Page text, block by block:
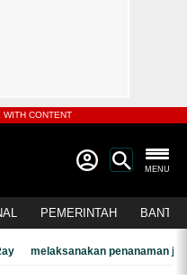
CONTENT
MENU
PEMERINTAH
melaksanakan penanaman